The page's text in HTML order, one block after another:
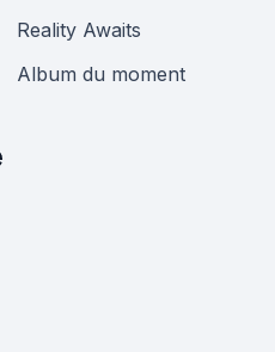
Reality Awaits
Album du moment